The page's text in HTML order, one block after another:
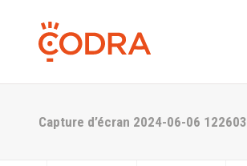
Capture d’écran 2024-06-06 122603